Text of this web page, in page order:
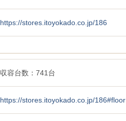
https://stores.itoyokado.co.jp/186
収容台数：741台
https://stores.itoyokado.co.jp/186#floor